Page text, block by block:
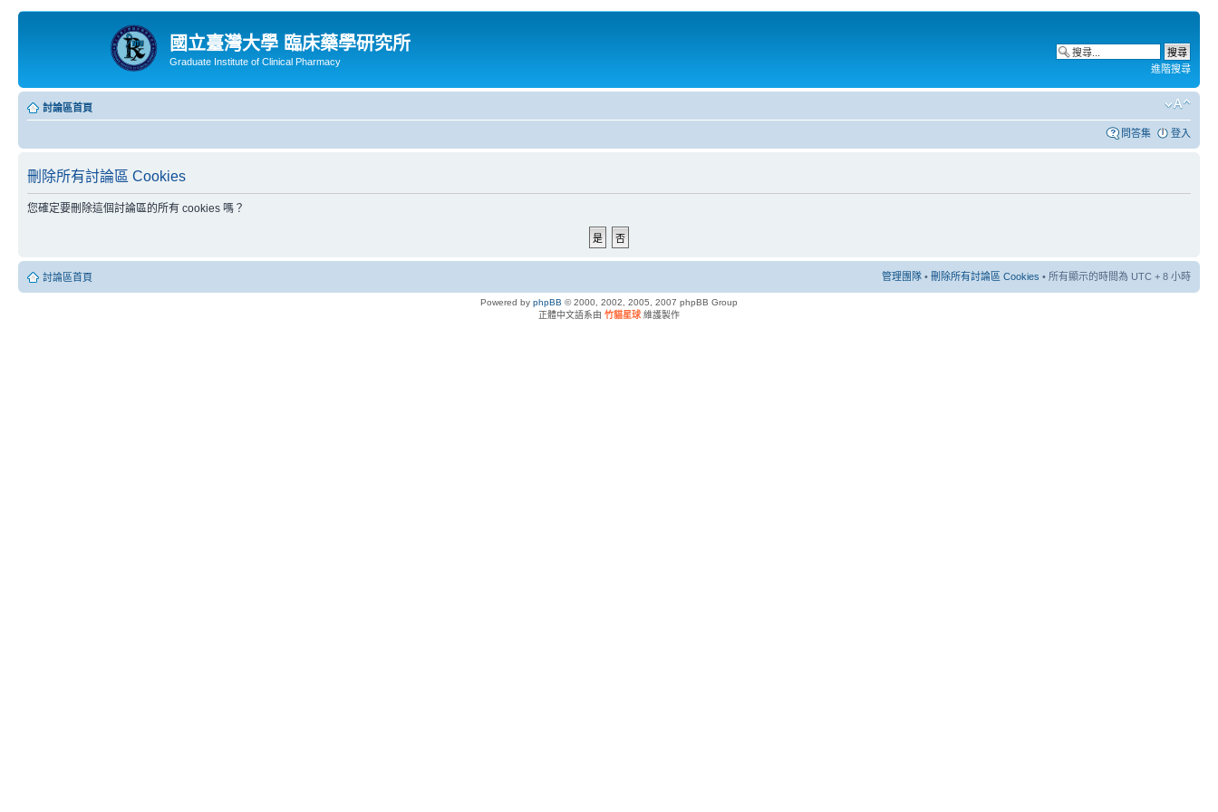
國立臺灣大學 臨床藥學研究所
Graduate Institute of Clinical Pharmacy
進階搜尋
討論區首頁
問答集 登入
刪除所有討論區 Cookies
您確定要刪除這個討論區的所有 cookies 嗎？
討論區首頁 管理團隊 • 刪除所有討論區 Cookies • 所有顯示的時間為 UTC + 8 小時
Powered by phpBB © 2000, 2002, 2005, 2007 phpBB Group
正體中文語系由 竹貓星球 維護製作